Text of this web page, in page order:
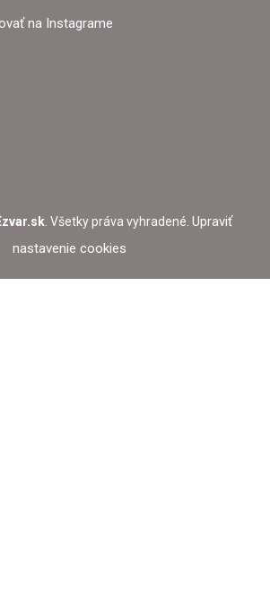
na Instagrame
. Všetky práva vyhradené. Upraviť
nastavenie cookies